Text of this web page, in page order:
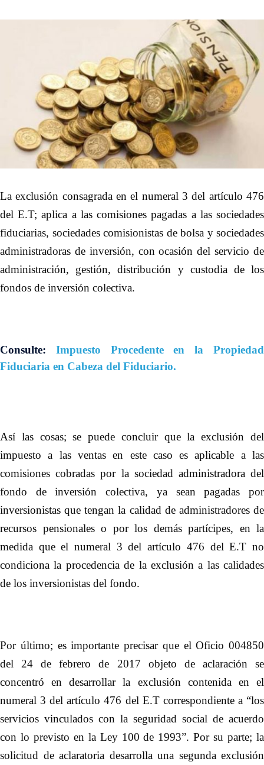
La exclusión consagrada en el numeral 3 del artículo 476
del E.T; aplica a las comisiones pagadas a las sociedades
fiduciarias, sociedades comisionistas de bolsa y sociedades
administradoras de inversión, con ocasión del servicio de
administración, gestión, distribución y custodia de los
fondos de inversión colectiva.
Consulte:
Impuesto Procedente en la Propiedad
Fiduciaria en Cabeza del Fiduciario.
Así las cosas; se puede concluir que la exclusión del
impuesto a las ventas en este caso es aplicable a las
comisiones cobradas por la sociedad administradora del
fondo de inversión colectiva, ya sean pagadas por
inversionistas que tengan la calidad de administradores de
recursos pensionales o por los demás partícipes, en la
medida que el numeral 3 del artículo 476 del E.T no
condiciona la procedencia de la exclusión a las calidades
de los inversionistas del fondo.
Por último; es importante precisar que el Oficio 004850
del 24 de febrero de 2017 objeto de aclaración se
concentró en desarrollar la exclusión contenida en el
numeral 3 del artículo 476 del E.T correspondiente a “los
servicios vinculados con la seguridad social de acuerdo
con lo previsto en la Ley 100 de 1993”. Por su parte; la
solicitud de aclaratoria desarrolla una segunda exclusión